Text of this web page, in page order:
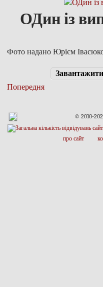
ОДин із
Фото надано Юрієм
Попередня
© 2010-
про сайт